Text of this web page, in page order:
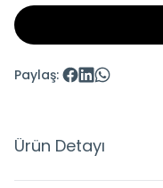
Paylaş:
Ürün Detayı